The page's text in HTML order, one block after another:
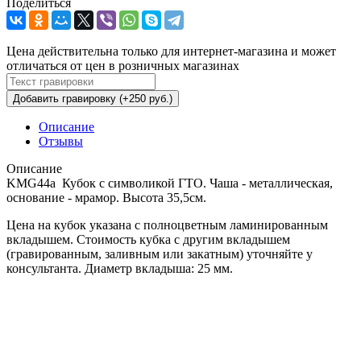
Цена действительна только для интернет-магазина и может
отличаться от цен в розничных магазинах
Добавить гравировку (+250 руб.)
Описание
Отзывы
Описание
KMG44a Кубок с символикой ГТО. Чаша - металлическая,
основание - мрамор. Высота 35,5см.
Цена на кубок указана с полноцветным ламинированным
вкладышем. Стоимость кубка с другим вкладышем
(гравированным, заливным или закатным) уточняйте у
консультанта. Диаметр вкладыша: 25 мм.